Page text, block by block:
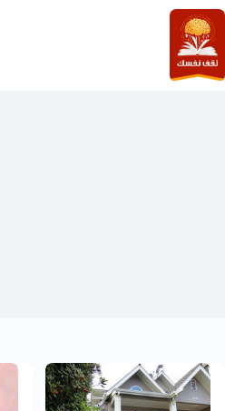
التجاوز
إلى
المحتوى